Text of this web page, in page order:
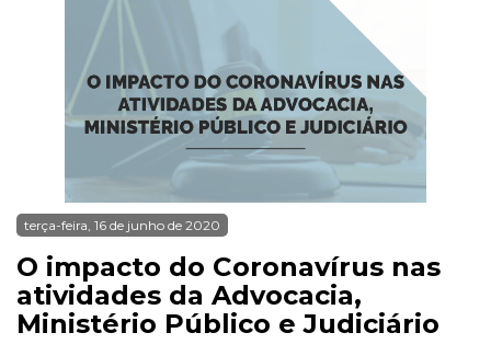
terça-feira, 16 de junho de 2020
O impacto do Coronavírus nas
atividades da Advocacia,
Ministério Público e Judiciário